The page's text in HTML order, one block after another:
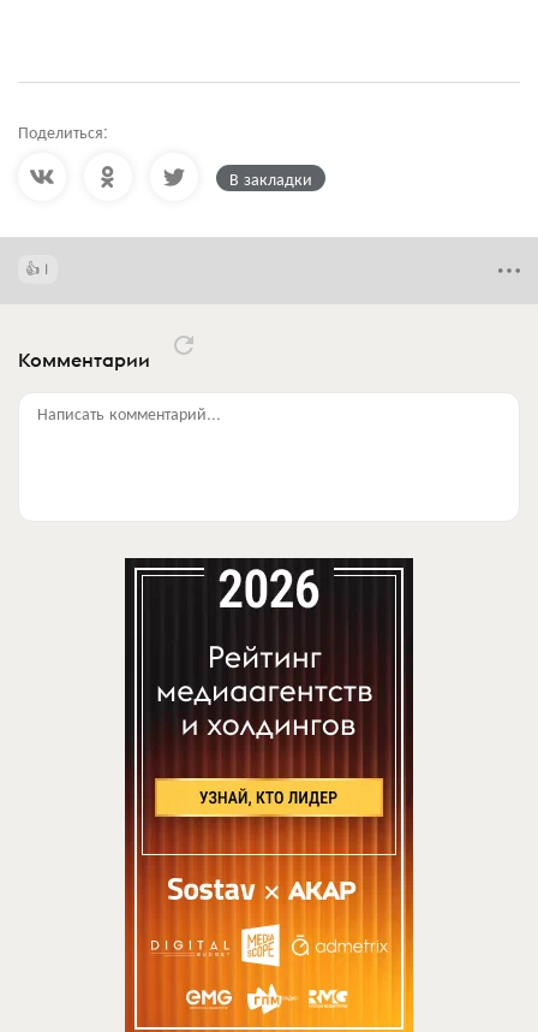
Поделиться:
В закладки
1
Комментарии
Написать комментарий...